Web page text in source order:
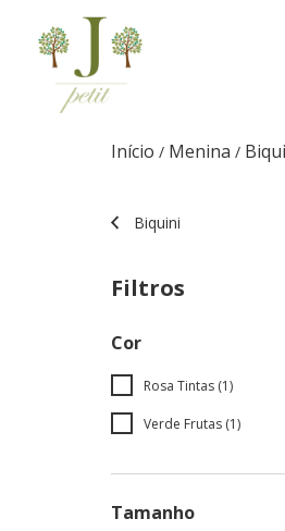
Início / Menina /
Biquini
Filtros
Cor
Rosa Tintas (1)
Verde Frutas (1)
Tamanho